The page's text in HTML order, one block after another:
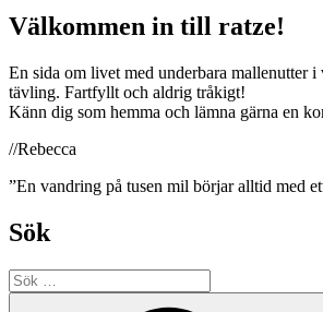
Välkommen in till ratze!
En sida om livet med underbara mallenutter
tävling. Fartfyllt och aldrig tråkigt!
Känn dig som hemma och lämna gärna en
//Rebecca
”En vandring på tusen mil börjar alltid med
Sök
Sök
efter: